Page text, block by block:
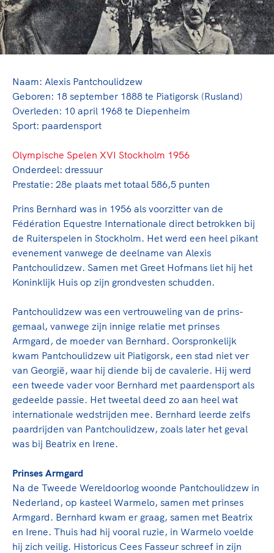
Sportonderzoek
Sportakkoord II
Game Changer
TeamNL kids
Olympische geschiedenis
Nieuwspagina
Columns
Sport gaat niet vanzelf
Sport verenigt. Op sportclubs, pleintjes, tijdens
een rondje fietsen, door samen te skaten of naar
de sportschool te gaan. Door samen te juichen
voor Sifan Hassan, Rico Verhoeven, Diede de
Groot en het Nederlands Elftal. Of met trots te
genieten van de karatewedstrijd van je dochter,
de halve marathon van je moeder of de
hockeywedstrijd van je buurjongen.
Lees verder
Veilige en integere sport
Diversiteit en inclusie
Gezonde sportomgeving
Bekwaam sportkader
Vitale clubs en bestuurlijk kader
Clubacties
High5 Stappenplan
Ruimte voor sport
Clubondersteuning
Samen voor een veilige
sportomgeving
Voor welk gedrag staat de club? Wat mag wel
langs de lijn, in de kleedkamer, kantine en online?
En wat mag vooral niet? Een gedragscode geeft
hier richting aan en is dus een belangrijk
onderdeel van het clubbeleid rondom gewenst en
ongewenst gedrag.
Lees verder
TeamNL Academie Kalender
Kennisaanbod TeamNL Experts
Olympische Spelen LA28
Paralympische Spelen LA28
Topsportbeleid
Topsportfinanciering
Maatschappelijke waarde topsport
Top teamsportcompetities
De TeamNL Academie
De TeamNL Academie biedt een leer- en
ontwikkelprogramma voor de volgende functies
binnen TeamNL programma's: experts, coaches,
bestuurders, (technisch) directeuren, managers en
toekomstig kader.
Lees verder
Naam: Alexis Pantchoulidzew
Geboren: 18 september 1888 te Piatigorsk (Rusland)
Overleden: 10 april 1968 te Diepenheim
Sport: paardensport
Olympische Spelen XVI Stockholm 1956
Onderdeel: dressuur
Prestatie: 28e plaats met totaal 586,5 punten
Prins Bernhard was in 1956 als voorzitter van de
Fédération Equestre Internationale direct betrokken bij
de Ruiterspelen in Stockholm. Het werd een heel pikant
evenement vanwege de deelname van Alexis
Pantchoulidzew. Samen met Greet Hofmans liet hij het
Koninklijk Huis op zijn grondvesten schudden.
Pantchoulidzew was een vertrouweling van de prins-
gemaal, vanwege zijn innige relatie met prinses
Armgard, de moeder van Bernhard. Oorspronkelijk
kwam Pantchoulidzew uit Piatigorsk, een stad niet ver
van Georgië, waar hij diende bij de cavalerie. Hij werd
een tweede vader voor Bernhard met paardensport als
gedeelde passie. Het tweetal deed zo aan heel wat
internationale wedstrijden mee. Bernhard leerde zelfs
paardrijden van Pantchoulidzew, zoals later het geval
was bij Beatrix en Irene.
Prinses Armgard
Na de Tweede Wereldoorlog woonde Pantchoulidzew in
Nederland, op kasteel Warmelo, samen met prinses
Armgard. Bernhard kwam er graag, samen met Beatrix
en Irene. Thuis had hij vooral ruzie, in Warmelo voelde
hij zich veilig. Historicus Cees Fasseur schreef in zijn